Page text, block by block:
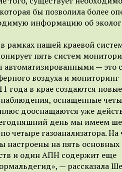
бы позволила более
информацию об
рамках нашей краевой
пять систем
автоматизированными — это
воздуха и мониторинг
года в крае создаются новые
оснащенные
плюс дооснащаются уже
день мы имеем
четыре газоанализатора. На
настроены на пять основных
и один АПН содержит еще
— рассказала